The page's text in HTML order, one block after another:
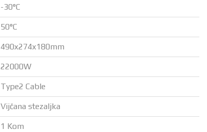
-30°C
50°C
490x274x180mm
22000W
Type2 Cable
Vijčana stezaljka
1 Kom